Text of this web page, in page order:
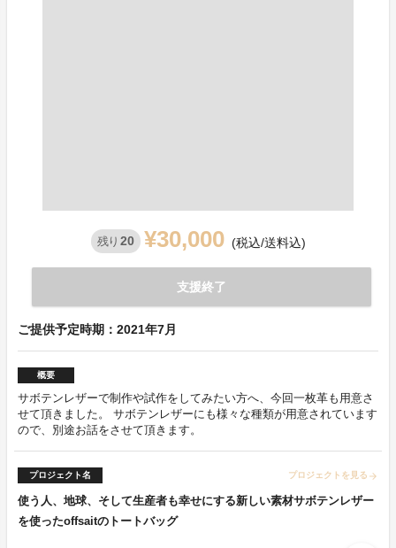
残り 20 ¥30,000 (税込/送料込)
支援終了
ご提供予定時期：2021年7月
概要
サボテンレザーで制作や試作をしてみたい方へ、今回一枚革も用意さ
せて頂きました。 サボテンレザーにも様々な種類が用意されています
ので、別途お話をさせて頂きます。
プロジェクト名 プロジェクトを見る arrow_forward
使う人、地球、そして生産者も幸せにする新しい素材サボテンレザー
を使ったoffsaitのトートバッグ